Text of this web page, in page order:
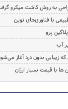
به روش کاشت میکرو
با فناوری‌های نوین
پرو
آب
زیبایی بدون درد آغاز
ها با قیمت بسیار ارزان